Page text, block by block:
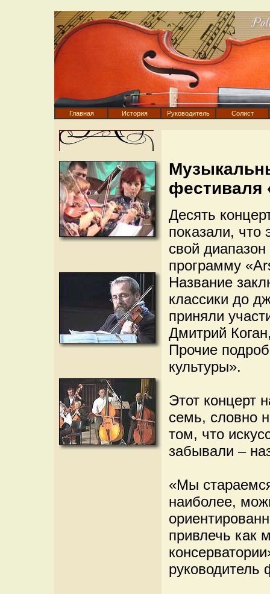
Главная История Руководитель Солист
фестиваля
Десять
показали, что
свой
программу
Название
классики до
приняли
Дмитрий
Прочие
культуры».
Этот концерт
семь, словно
том, что
забывали –
«Мы
наиболее,
привлечь как
руководитель